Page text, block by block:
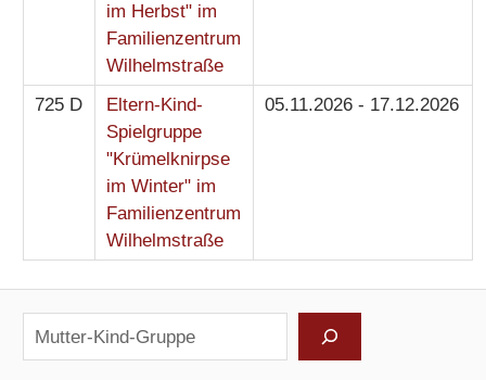
im Herbst" im
Familienzentrum
Wilhelmstraße
725 D
Eltern-Kind-
Spielgruppe
"Krümelknirpse
im Winter" im
Familienzentrum
Wilhelmstraße
05.11.2026 - 17.12.2026
Suchen